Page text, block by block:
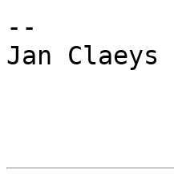
--
Jan Claeys